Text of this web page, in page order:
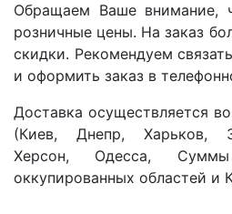
Обращаем Ваше внимание,
розничные цены. На заказ
скидки. Рекомендуем
и оформить заказ в
Доставка осуществляется
(Киев, Днепр, Харьков,
Херсон, Одесса,
оккупированных областей и